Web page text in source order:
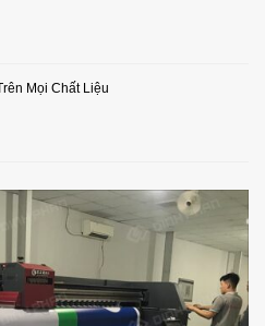
Mọi Chất Liệu